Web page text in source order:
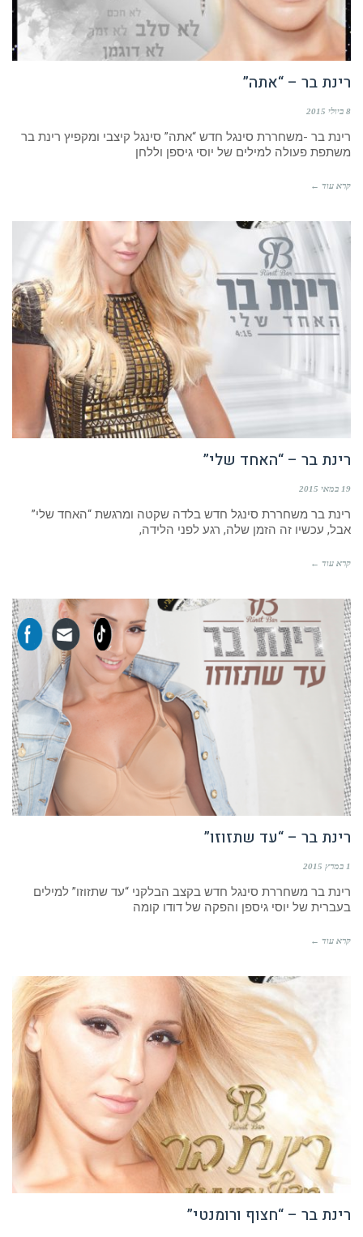
רינת בר – “אתה”
8 ביולי 2015
רינת בר -משחררת סינגל חדש “אתה” סינגל קיצבי ומקפיץ רינת בר
משתפת פעולה למילים של יוסי גיספן וללחן
קרא עוד ←
רינת בר – “האחד שלי”
19 במאי 2015
רינת בר משחררת סינגל חדש בלדה שקטה ומרגשת “האחד שלי”
אבל, עכשיו זה הזמן שלה, רגע לפני הלידה,
קרא עוד ←
רינת בר – “עד שתזוזו”
1 במרץ 2015
רינת בר משחררת סינגל חדש בקצב הבלקני “עד שתזוזו” למילים
בעברית של יוסי גיספן והפקה של דודו קומה
קרא עוד ←
רינת בר – “חצוף ורומנטי”